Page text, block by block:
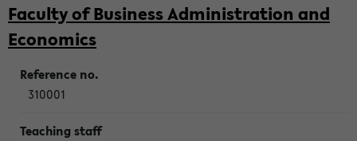
Faculty of Business Administration and
Economics
310001